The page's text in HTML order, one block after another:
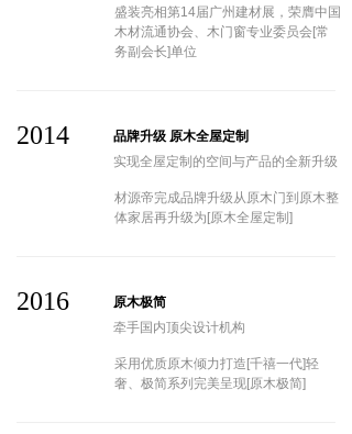
盛装亮相第14届广州建材展，荣膺中国
木材流通协会、木门窗专业委员会[常
务副会长]单位
2014
品牌升级 原木全屋定制
实现全屋定制的空间与产品的全新升级
材源帝完成品牌升级从原木门到原木整
体家居再升级为[原木全屋定制]
2016 原木极简
牵手国内顶尖设计机构
采用优质原木倾力打造[千禧一代]轻
奢、极简系列完美呈现[原木极简]